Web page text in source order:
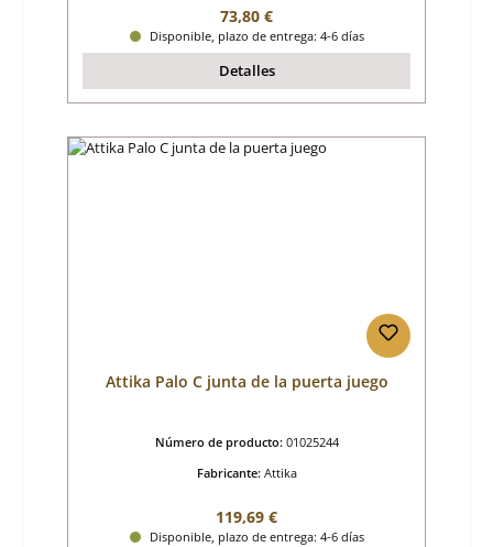
Precio normal:
73,80 €
Disponible, plazo de entrega: 4-6 días
Detalles
Attika Palo C junta de la puerta juego
Número de producto: 01025244
Fabricante: Attika
Precio normal:
119,69 €
Disponible, plazo de entrega: 4-6 días